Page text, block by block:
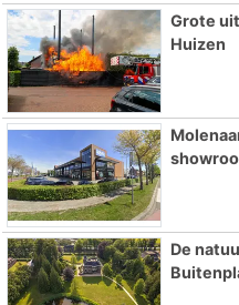
Grote
Huizen
De